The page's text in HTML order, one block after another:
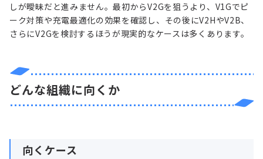
しが曖昧だと進みません。最初からV2Gを狙うより、V1Gでピ
ーク対策や充電最適化の効果を確認し、その後にV2HやV2B、
さらにV2Gを検討するほうが現実的なケースは多くあります。
どんな組織に向くか
向くケース